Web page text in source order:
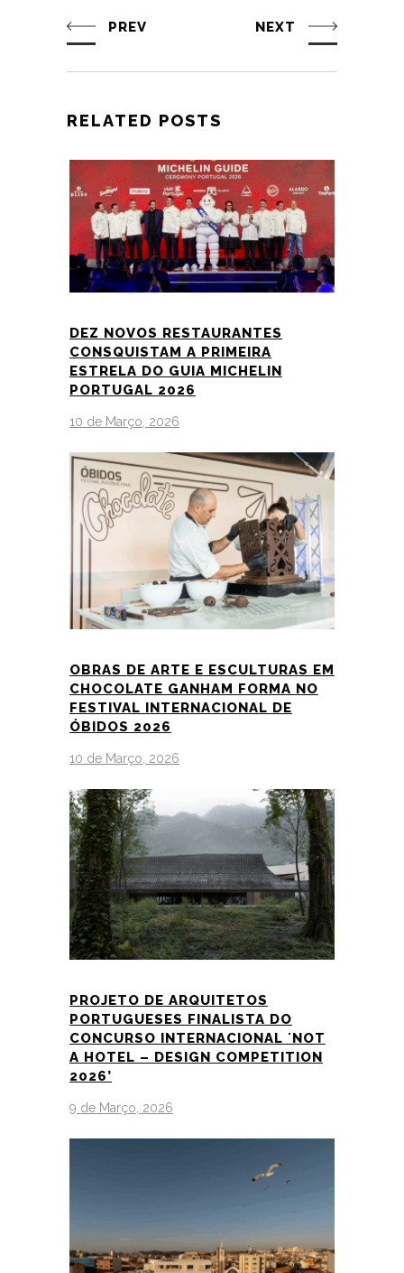
PREV NEXT
RELATED POSTS
DEZ NOVOS RESTAURANTES
CONSQUISTAM A PRIMEIRA
ESTRELA DO GUIA MICHELIN
PORTUGAL 2026
10 de Março, 2026
OBRAS DE ARTE E ESCULTURAS EM
CHOCOLATE GANHAM FORMA NO
FESTIVAL INTERNACIONAL DE
ÓBIDOS 2026
10 de Março, 2026
PROJETO DE ARQUITETOS
PORTUGUESES FINALISTA DO
CONCURSO INTERNACIONAL ´NOT
A HOTEL – DESIGN COMPETITION
2026’
9 de Março, 2026